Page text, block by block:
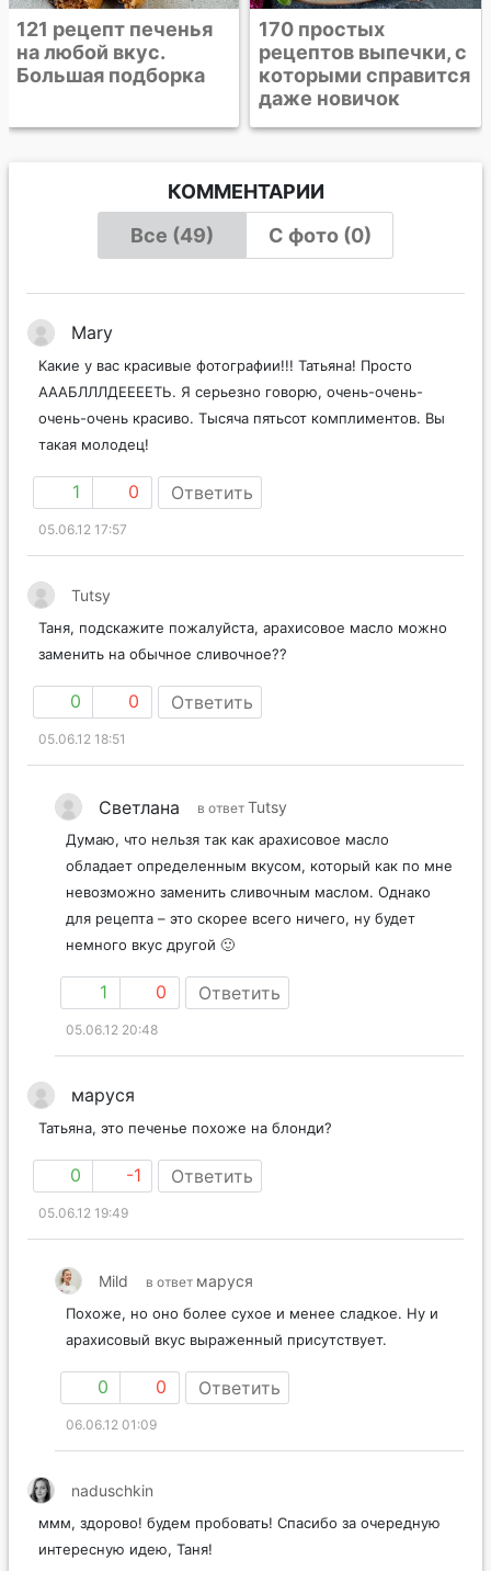
170 простых
рецептов выпечки, с
которыми справится
КОММЕНТАРИИ
Все (49)
С фото (0)
Mary
Какие у вас красивые фотографии!!! Татьяна! Просто
АААБЛЛЛДЕЕЕЕТЬ. Я серьезно говорю, очень-очень-
очень-очень красиво. Тысяча пятьсот комплиментов. Вы
такая молодец!
1 0 Ответить
05.06.12 17:57
Tutsy
Таня, подскажите пожалуйста, арахисовое масло можно
заменить на обычное сливочное??
0 0 Ответить
05.06.12 18:51
Светлана в ответ Tutsy
Думаю, что нельзя так как арахисовое масло
обладает определенным вкусом, который как по мне
невозможно заменить сливочным маслом. Однако
для рецепта – это скорее всего ничего, ну будет
немного вкус другой 🙂
1 0 Ответить
05.06.12 20:48
маруся
Татьяна, это печенье похоже на блонди?
0 -1 Ответить
05.06.12 19:49
Mild в ответ маруся
Похоже, но оно более сухое и менее сладкое. Ну и
арахисовый вкус выраженный присутствует.
0 0 Ответить
06.06.12 01:09
naduschkin
ммм, здорово! будем пробовать! Спасибо за очередную
интересную идею, Таня!